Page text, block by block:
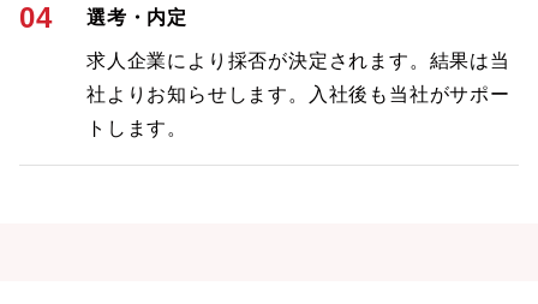
04 選考・内定
求人企業により採否が決定されます。結果は当
社よりお知らせします。入社後も当社がサポー
トします。